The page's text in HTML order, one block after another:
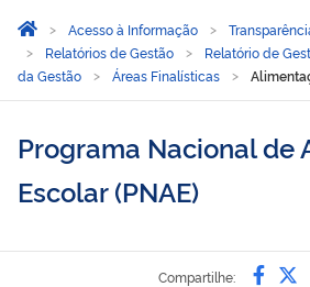
Você está aqui:
Página Inicial
Acesso à Informação
Relatórios de Gestão
Relatório de
da Gestão
Áreas Finalísticas
Programa Nacional de
Escolar (PNAE)
Compartilhe: